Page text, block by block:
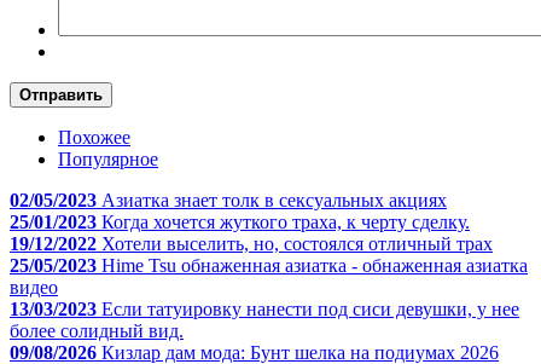
Отправить
Похожее
Популярное
02/05/2023 Азиатка знает толк в сексуальных акциях
25/01/2023 Когда хочется жуткого траха, к черту сделку.
19/12/2022 Хотели выселить, но, состоялся отличный трах
25/05/2023 Hime Tsu обнаженная азиатка - обнаженная азиатка
видео
13/03/2023 Если татуировку нанести под сиси девушки, у нее
более солидный вид.
09/08/2026 Кизлар дам мода: Бунт шелка на подиумах 2026